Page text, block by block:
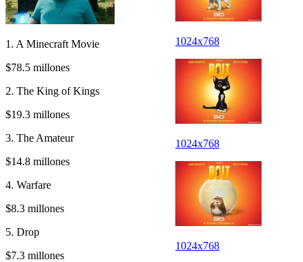
1. A Minecraft Movie
$78.5 millones
2. The King of Kings
$19.3 millones
3. The Amateur
$14.8 millones
4. Warfare
$8.3 millones
5. Drop
$7.3 millones
1024x768
1024x768
1024x768